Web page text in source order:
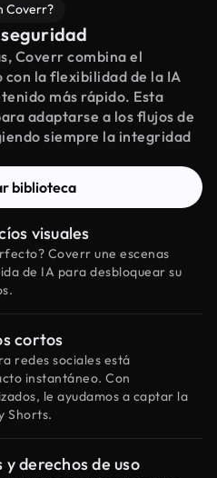
Coverr?
Coverr combina el
la flexibilidad de la IA
más rápido. Esta
adaptarse a los flujos de
siempre la integridad
biblioteca
visuales
Coverr une escenas
de IA para desbloquear su
cortos
redes sociales está
instantáneo. Con
le ayudamos a captar la
Shorts.
derechos de uso